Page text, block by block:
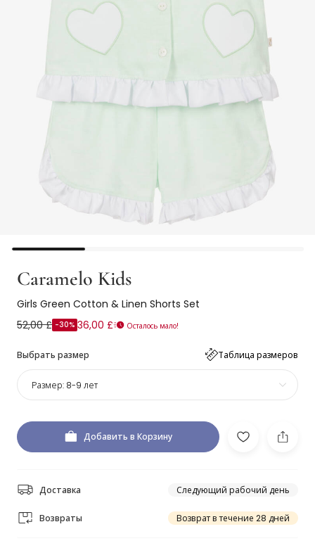
Caramelo Kids
Girls Green Cotton & Linen Shorts Set
52,00 £ -30% 36,00 £ Осталось мало!
Выбрать размер Таблица размеров
Размер: 8-9 лет
Добавить в Корзину
Доставка Следующий рабочий день
Возвраты Возврат в течение 28 дней